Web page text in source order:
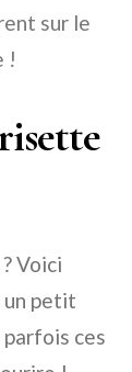
sur le
!
Voici
un petit
ces